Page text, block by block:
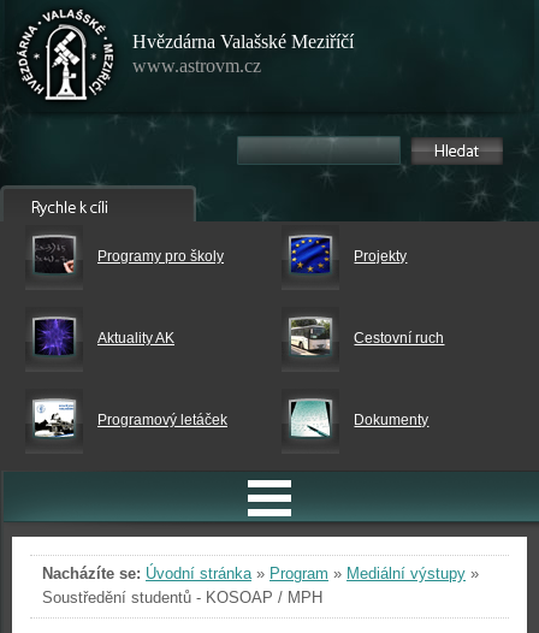
Hvězdárna Valašské Meziříčí
www.astrovm.cz
Programy pro školy Projekty
Aktuality AK Cestovní ruch
Programový letáček Dokumenty
Nacházíte se: Úvodní stránka» Program » Mediální výstupy »
Soustředění studentů - KOSOAP / MPH